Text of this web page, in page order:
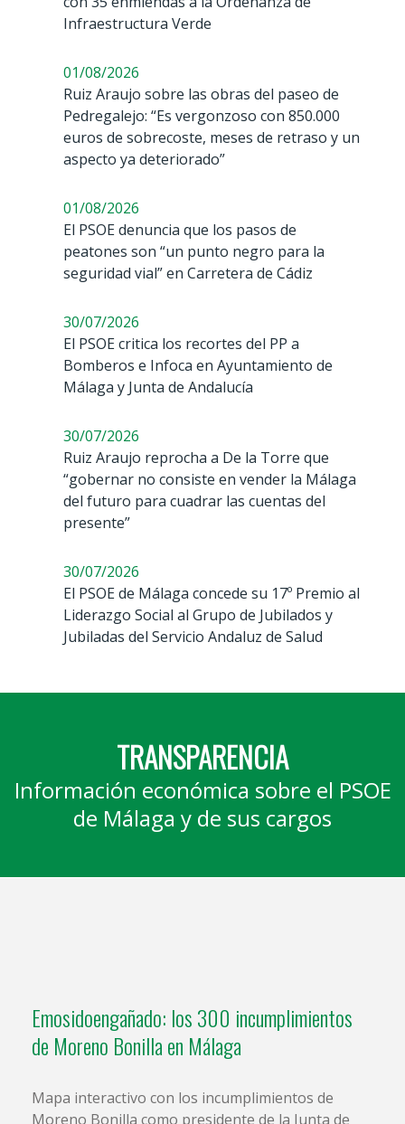
Infraestructura Verde
01/08/2026
Ruiz Araujo sobre las obras del paseo de
Pedregalejo: “Es vergonzoso con 850.000
euros de sobrecoste, meses de retraso y un
aspecto ya deteriorado”
01/08/2026
El PSOE denuncia que los pasos de
peatones son “un punto negro para la
seguridad vial” en Carretera de Cádiz
30/07/2026
El PSOE critica los recortes del PP a
Bomberos e Infoca en Ayuntamiento de
Málaga y Junta de Andalucía
30/07/2026
Ruiz Araujo reprocha a De la Torre que
“gobernar no consiste en vender la Málaga
del futuro para cuadrar las cuentas del
presente”
30/07/2026
El PSOE de Málaga concede su 17º Premio al
Liderazgo Social al Grupo de Jubilados y
Jubiladas del Servicio Andaluz de Salud
TRANSPARENCIA
Información económica sobre el PSOE
de Málaga y de sus cargos
Emosidoengañado: los 300 incumplimientos
de Moreno Bonilla en Málaga
Mapa interactivo con los incumplimientos de
Moreno Bonilla como presidente de la Junta de